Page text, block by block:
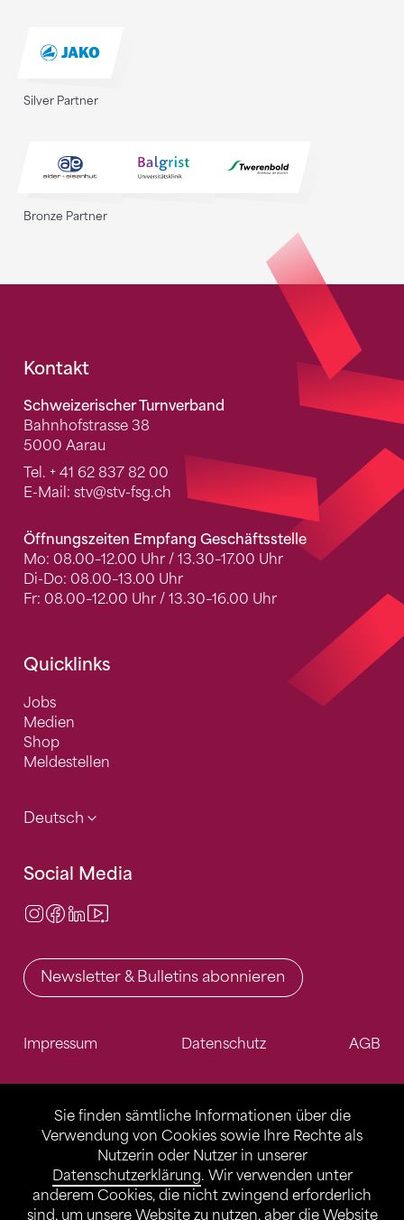
Sie finden sämtliche Informationen über die
Verwendung von Cookies sowie Ihre Rechte als
Nutzerin oder Nutzer in unserer
Datenschutzerklärung. Wir verwenden unter
anderem Cookies, die nicht zwingend erforderlich
sind, um unsere Website zu nutzen, aber die Website
Silver Partner
Bronze Partner
Fusszeile
Kontakt
Schweizerischer Turnverband
Bahnhofstrasse 38
5000 Aarau
Tel. + 41 62 837 82 00
E-Mail: stv@stv-fsg.ch
Öffnungszeiten Empfang Geschäftsstelle
Mo: 08.00–12.00 Uhr / 13.30–17.00 Uhr
Di-Do: 08.00–13.00 Uhr
Fr: 08.00–12.00 Uhr / 13.30–16.00 Uhr
Quicklinks
Jobs
Medien
Shop
Meldestellen
Deutsch
Social Media
Instagram
Facebook
LinkedIn
Newsletter & Bulletins abonnieren
Impressum Datenschutz AGB